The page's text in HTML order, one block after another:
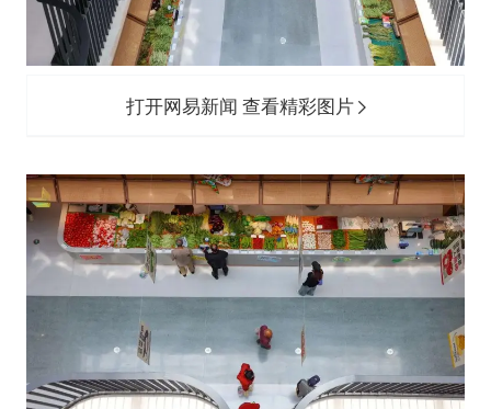
打开网易新闻 查看精彩图片